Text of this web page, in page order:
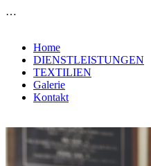
…
Home
DIENSTLEISTUNGEN
TEXTILIEN
Galerie
Kontakt